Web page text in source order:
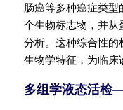
肠癌等多种癌症类
个生物标志物，并从
分析。这种综合性的
生物学特征，为临床
多组学液态活